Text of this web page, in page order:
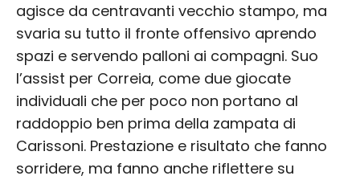
agisce da centravanti vecchio stampo, ma
svaria su tutto il fronte offensivo aprendo
spazi e servendo palloni ai compagni. Suo
l’assist per Correia, come due giocate
individuali che per poco non portano al
raddoppio ben prima della zampata di
Carissoni. Prestazione e risultato che fanno
sorridere, ma fanno anche riflettere su